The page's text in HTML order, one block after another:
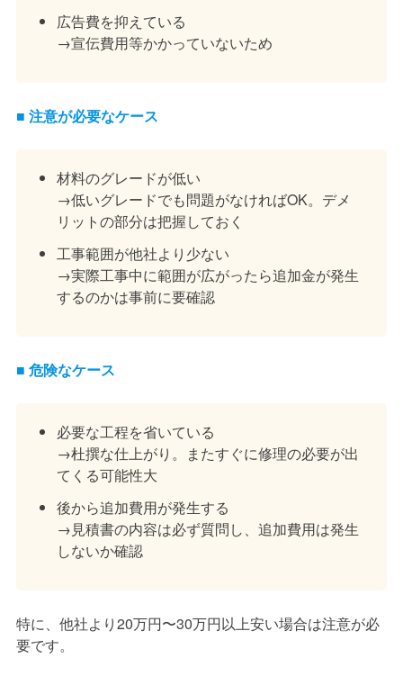
広告費を抑えている
→宣伝費用等かかっていないため
■ 注意が必要なケース
材料のグレードが低い
→低いグレードでも問題がなければOK。デメ
リットの部分は把握しておく
工事範囲が他社より少ない
→実際工事中に範囲が広がったら追加金が発生
するのかは事前に要確認
■ 危険なケース
必要な工程を省いている
→杜撰な仕上がり。またすぐに修理の必要が出
てくる可能性大
後から追加費用が発生する
→見積書の内容は必ず質問し、追加費用は発生
しないか確認
特に、他社より20万円〜30万円以上安い場合は注意が必
要です。